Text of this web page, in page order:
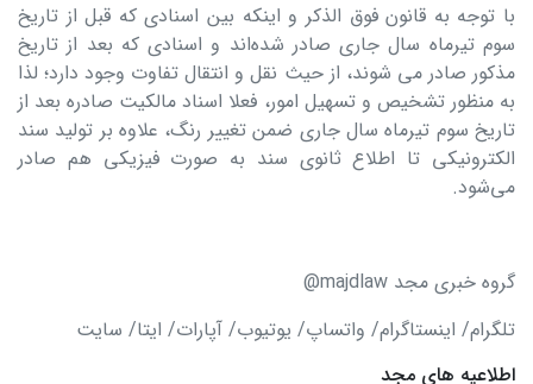
با توجه به قانون فوق الذکر و اینکه بین اسنادی که قبل از تاریخ
سوم تیرماه سال جاری صادر شده‌اند و اسنادی که بعد از تاریخ
مذکور صادر می شوند، از حیث نقل و انتقال تفاوت وجود دارد؛ لذا
به منظور تشخیص و تسهیل امور، فعلا اسناد مالکیت صادره بعد از
تاریخ سوم تیرماه سال جاری ضمن تغییر رنگ، علاوه بر تولید سند
الکترونیکی تا اطلاع ثانوی سند به صورت فیزیکی هم صادر
می‌شود.
گروه خبری مجد majdlaw@
تلگرام/ اینستاگرام/ واتساپ/ یوتیوب/ آپارات/ ایتا/ سایت
اطلاعیه های مجد